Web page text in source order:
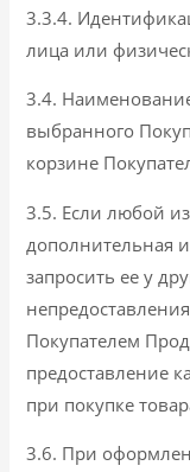
3.3.4.
лица или
3.4.
выбранного
корзине
3.5. Если любой
дополнительная
запросить ее у
Покупателем
предоставление
при покупке
3.6. При